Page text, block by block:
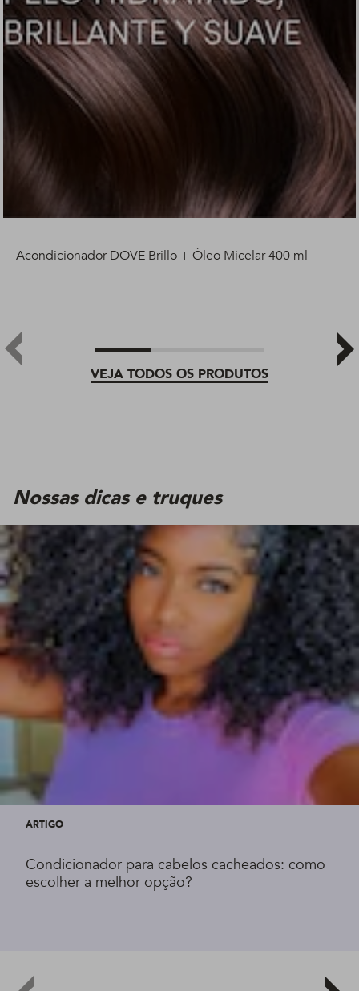
VEJA TODOS OS PRODUTOS
Acondicionador DOVE Brillo + Óleo Micelar 400 ml
Nossas dicas e truques
ARTIGO
Condicionador para cabelos cacheados: como
escolher a melhor opção?